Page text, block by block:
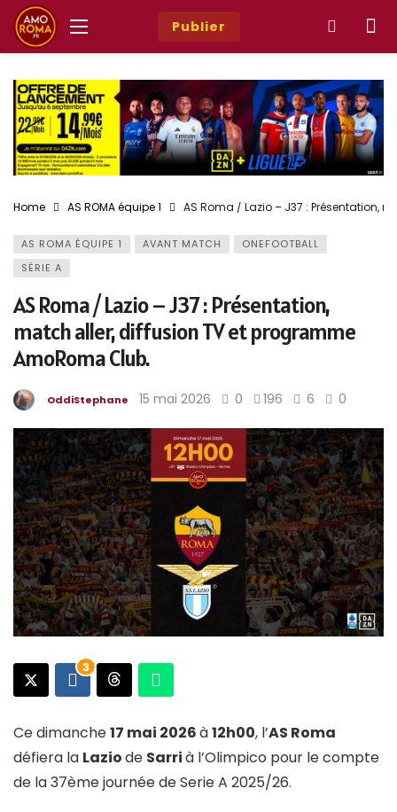
Publier
Home AS ROMA équipe 1 AS Roma / Lazio – J37 : Présentation,
AS ROMA ÉQUIPE 1 AVANT MATCH
ONEFOOTBALL
SÉRIE A
AS Roma / Lazio – J37 : Présentation,
match aller, diffusion TV et programme
AmoRoma Club.
OddiStephane 15 mai 2026 0 196 6 0
3
Ce dimanche17 mai 2026à12h00, l’AS Roma
défiera la Laziode Sarrià l’Olimpico pour le compte
de la 37ème journée de Serie A 2025/26.